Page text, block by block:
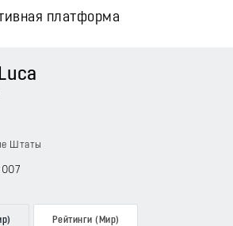
платформа
Штаты
Рейтинги (Мир)